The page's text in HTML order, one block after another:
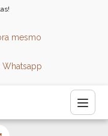
mesmo
Whatsapp